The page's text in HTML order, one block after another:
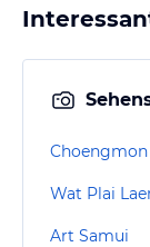
Wat Plai
Art Samui